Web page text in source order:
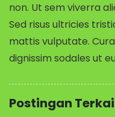
non. Ut sem viverra
Sed risus ultricies
mattis vulputate.
dignissim sodales ut
Postingan